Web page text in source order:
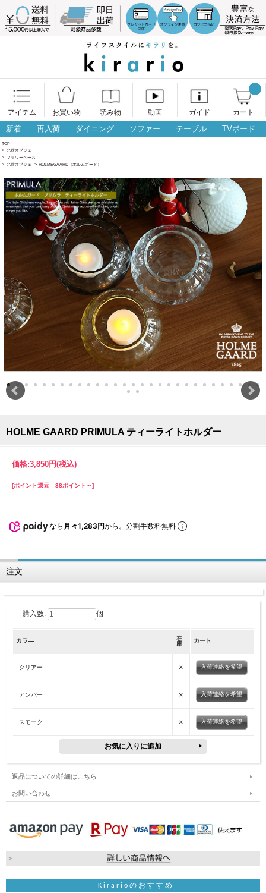
アイテム お買い物 読み物 動画 ガイド カート
新着 再入荷 ダイニング ソファー テーブル TVボード
TOP
> 北欧オブジェ
> フラワーベース
> 北欧オブジェ > HOLMEGAARD（ホルムガード）
HOLME GAARD PRIMULA ティーライトホルダー
価格:3,850円(税込)
[ポイント還元 38ポイント～]
なら 月々1,283円から。分割手数料無料
注文
購入数: 個
カラ―
在
庫
カート
クリアー × 入荷連絡を希望
アンバー × 入荷連絡を希望
スモーク × 入荷連絡を希望
返品についての詳細はこちら
お問い合わせ
Kirarioのおすすめ